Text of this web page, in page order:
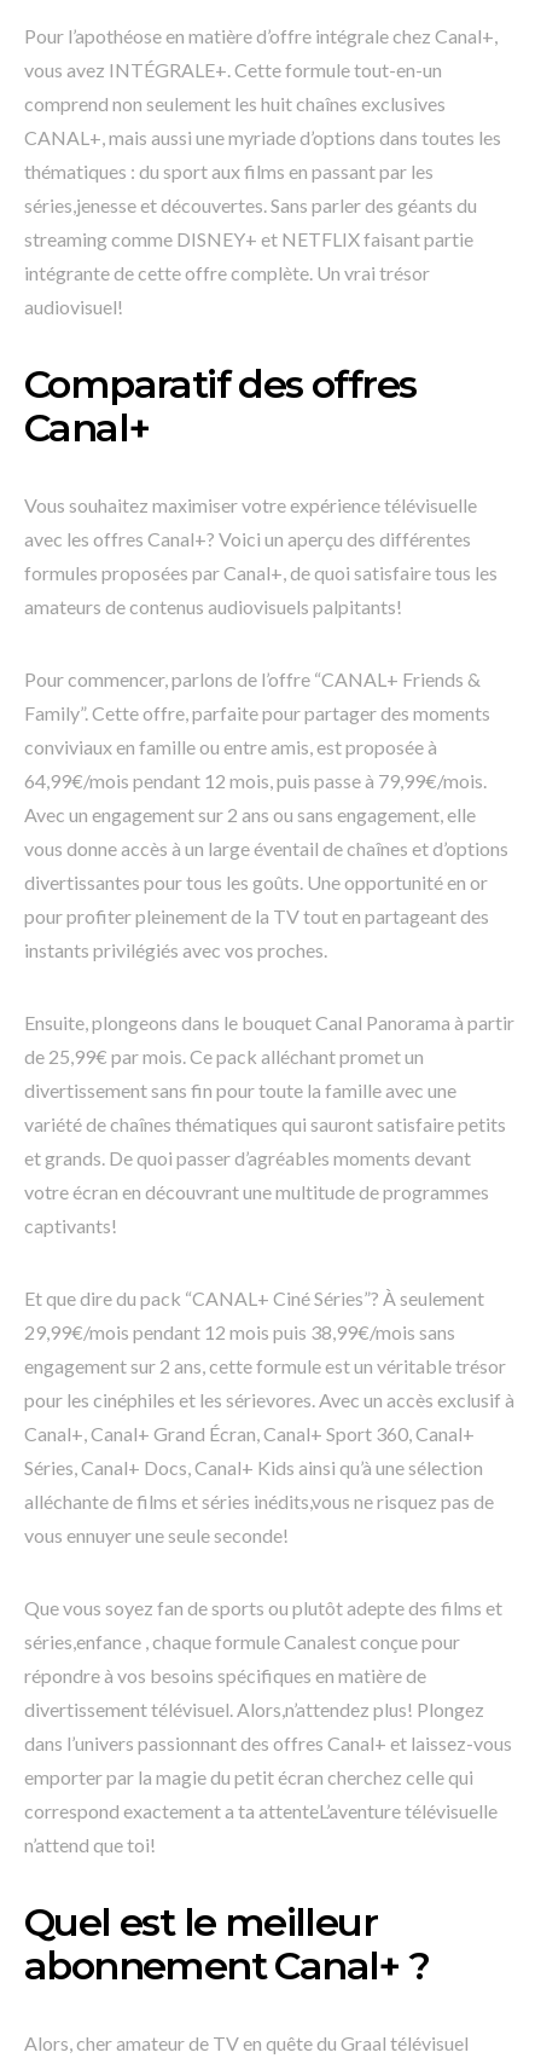
Pour l’apothéose en matière d’offre intégrale chez Canal+,
vous avez INTÉGRALE+. Cette formule tout-en-un
comprend non seulement les huit chaînes exclusives
CANAL+, mais aussi une myriade d’options dans toutes les
thématiques : du sport aux films en passant par les
séries,jenesse et découvertes. Sans parler des géants du
streaming comme DISNEY+ et NETFLIX faisant partie
intégrante de cette offre complète. Un vrai trésor
audiovisuel!
Comparatif des offres
Canal+
Vous souhaitez maximiser votre expérience télévisuelle
avec les offres Canal+? Voici un aperçu des différentes
formules proposées par Canal+, de quoi satisfaire tous les
amateurs de contenus audiovisuels palpitants!
Pour commencer, parlons de l’offre “CANAL+ Friends &
Family”. Cette offre, parfaite pour partager des moments
conviviaux en famille ou entre amis, est proposée à
64,99€/mois pendant 12 mois, puis passe à 79,99€/mois.
Avec un engagement sur 2 ans ou sans engagement, elle
vous donne accès à un large éventail de chaînes et d’options
divertissantes pour tous les goûts. Une opportunité en or
pour profiter pleinement de la TV tout en partageant des
instants privilégiés avec vos proches.
Ensuite, plongeons dans le bouquet Canal Panorama à partir
de 25,99€ par mois. Ce pack alléchant promet un
divertissement sans fin pour toute la famille avec une
variété de chaînes thématiques qui sauront satisfaire petits
et grands. De quoi passer d’agréables moments devant
votre écran en découvrant une multitude de programmes
captivants!
Et que dire du pack “CANAL+ Ciné Séries”? À seulement
29,99€/mois pendant 12 mois puis 38,99€/mois sans
engagement sur 2 ans, cette formule est un véritable trésor
pour les cinéphiles et les sérievores. Avec un accès exclusif à
Canal+, Canal+ Grand Écran, Canal+ Sport 360, Canal+
Séries, Canal+ Docs, Canal+ Kids ainsi qu’à une sélection
alléchante de films et séries inédits,vous ne risquez pas de
vous ennuyer une seule seconde!
Que vous soyez fan de sports ou plutôt adepte des films et
séries,enfance , chaque formule Canalest conçue pour
répondre à vos besoins spécifiques en matière de
divertissement télévisuel. Alors,n’attendez plus! Plongez
dans l’univers passionnant des offres Canal+ et laissez-vous
emporter par la magie du petit écran cherchez celle qui
correspond exactement a ta attenteL’aventure télévisuelle
n’attend que toi!
Quel est le meilleur
abonnement Canal+ ?
Alors, cher amateur de TV en quête du Graal télévisuel